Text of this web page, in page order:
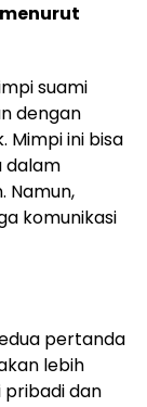
suami
dengan
ini bisa
dalam
Namun,
komunikasi
pertanda
lebih
dan